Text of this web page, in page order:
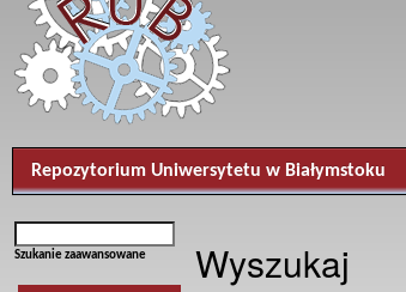
Repozytorium Uniwersytetu w Białymstoku
Szukanie zaawansowane Wyszukaj